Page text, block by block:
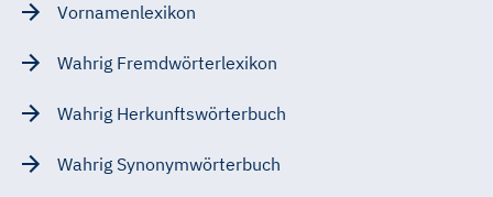
Vornamenlexikon
Wahrig Fremdwörterlexikon
Wahrig Herkunftswörterbuch
Wahrig Synonymwörterbuch